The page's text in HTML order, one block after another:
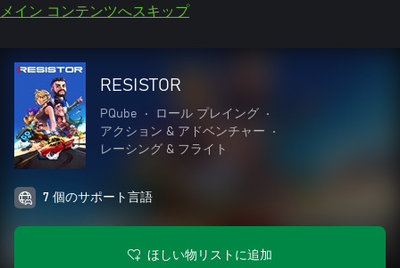
メイン コンテンツへスキップ
RESISTOR
PQube • ロール プレイング
•
アクション & アドベンチャー
•
レーシング & フライト
7 個のサポート言語
ほしい物リストに追加